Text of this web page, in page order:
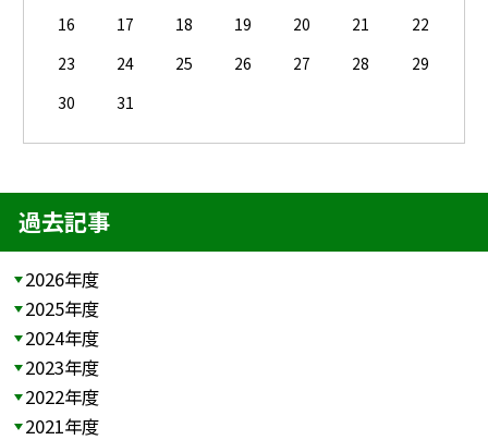
16
17 18 19 20 21
22
23
24 25 26 27 28
29
30
31
過去記事
2026年度
2025年度
2024年度
2023年度
2022年度
2021年度